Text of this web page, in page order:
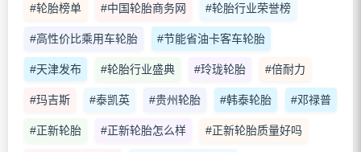
#轮胎榜单 #中国轮胎商务网 #轮胎行业荣誉榜
#高性价比乘用车轮胎 #节能省油卡客车轮胎
#天津发布 #轮胎行业盛典 #玲珑轮胎 #倍耐力
#玛吉斯 #泰凯英 #贵州轮胎 #韩泰轮胎 #邓禄普
#正新轮胎 #正新轮胎怎么样 #正新轮胎质量好吗